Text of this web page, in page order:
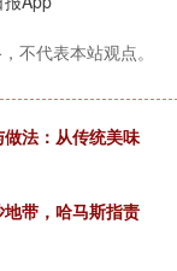
不代表本站观点。
法：从传统美味
带，哈马斯指责